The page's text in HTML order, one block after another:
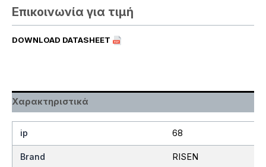
Επικοινωνία για τιμή
DOWNLOAD DATASHEET
Χαρακτηριστικά
ip 68
Brand RISEN